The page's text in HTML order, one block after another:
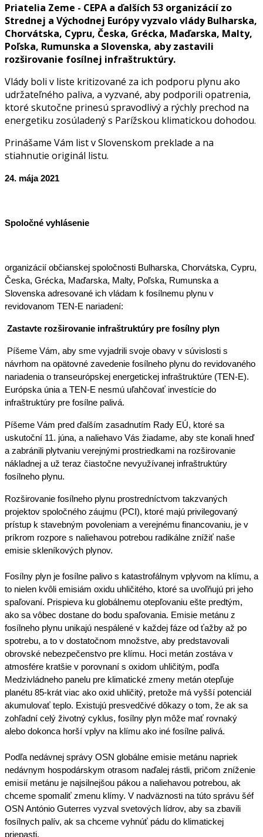
Priatelia Zeme - CEPA a ďalších 53 organizácií zo
Strednej a Východnej Európy vyzvalo vlády Bulharska,
Chorvátska, Cypru, Česka, Grécka, Maďarska, Malty,
Poľska, Rumunska a Slovenska, aby zastavili
rozširovanie fosílnej infraštruktúry.
Vlády boli v liste kritizované za ich podporu plynu ako
udržateľného paliva, a vyzvané, aby podporili opatrenia,
ktoré skutočne prinesú spravodlivý a rýchly prechod na
energetiku zosúladený s Parížskou klimatickou dohodou.
Prinášame Vám list v Slovenskom preklade a na
stiahnutie originál listu.
24. mája 2021
Spoločné vyhlásenie
organizácií občianskej spoločnosti Bulharska, Chorvátska, Cypru,
Česka, Grécka, Maďarska, Malty, Poľska, Rumunska a
Slovenska adresované ich vládam k fosílnemu plynu v
revidovanom TEN-E nariadení:
Zastavte rozširovanie infraštruktúry pre fosílny plyn
Píšeme Vám, aby sme vyjadrili svoje obavy v súvislosti s
návrhom na opätovné zavedenie fosílneho plynu do revidovaného
nariadenia o transeurópskej energetickej infraštruktúre (TEN-E).
Európska únia a TEN-E nesmú uľahčovať investície do
infraštruktúry pre fosílne palivá.
Píšeme Vám pred ďalším zasadnutím Rady EÚ, ktoré sa
uskutoční 11. júna, a naliehavo Vás žiadame, aby ste konali hneď
a zabránili plytvaniu verejnými prostriedkami na rozširovanie
nákladnej a už teraz čiastočne nevyužívanej infraštruktúry
fosílneho plynu.
Rozširovanie fosílneho plynu prostredníctvom takzvaných
projektov spoločného záujmu (PCI), ktoré majú privilegovaný
prístup k stavebným povoleniam a verejnému financovaniu, je v
príkrom rozpore s naliehavou potrebou radikálne znížiť naše
emisie skleníkových plynov.
Fosílny plyn je fosílne palivo s katastrofálnym vplyvom na klímu, a
to nielen kvôli emisiám oxidu uhličitého, ktoré sa uvoľňujú pri jeho
spaľovaní. Prispieva ku globálnemu otepľovaniu ešte predtým,
ako sa vôbec dostane do bodu spaľovania. Emisie metánu z
fosílneho plynu unikajú nespálené v každej fáze od ťažby až po
spotrebu, a to v dostatočnom množstve, aby predstavovali
obrovské nebezpečenstvo pre klímu. Hoci metán zostáva v
atmosfére kratšie v porovnaní s oxidom uhličitým, podľa
Medzivládneho panelu pre klimatické zmeny metán otepľuje
planétu 85-krát viac ako oxid uhličitý, pretože má vyšší potenciál
akumulovať teplo. Existujú presvedčivé dôkazy o tom, že ak sa
zohľadní celý životný cyklus, fosílny plyn môže mať rovnaký
alebo dokonca horší vplyv na klímu ako iné fosílne palivá.
Podľa nedávnej správy OSN globálne emisie metánu napriek
nedávnym hospodárskym otrasom naďalej rástli, pričom zníženie
emisií metánu je najsilnejšou pákou a naliehavou potrebou, ak
chceme spomaliť zmenu klímy. V nadväznosti na túto správu šéf
OSN António Guterres vyzval svetových lídrov, aby sa zbavili
fosílnych palív, ak sa chceme vyhnúť pádu do klimatickej
priepasti.